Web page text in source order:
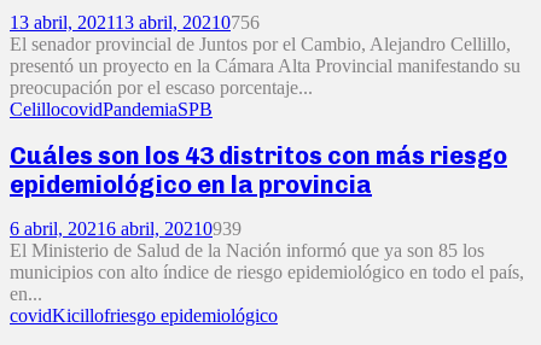
13 abril, 202113 abril, 20210756
El senador provincial de Juntos por el Cambio, Alejandro Cellillo,
presentó un proyecto en la Cámara Alta Provincial manifestando su
preocupación por el escaso porcentaje...
CelillocovidPandemiaSPB
Cuáles son los 43 distritos con más riesgo
epidemiológico en la provincia
6 abril, 20216 abril, 20210939
El Ministerio de Salud de la Nación informó que ya son 85 los
municipios con alto índice de riesgo epidemiológico en todo el país,
en...
covidKicillofriesgo epidemiológico